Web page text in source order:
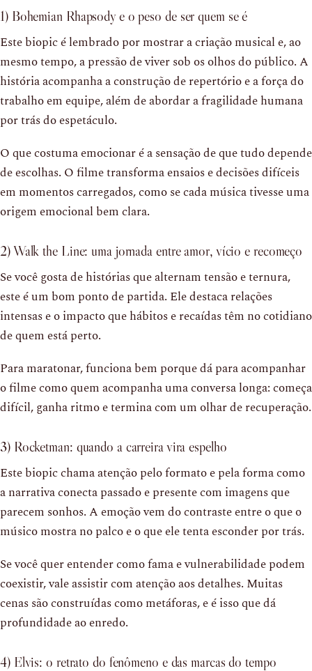
1) Bohemian Rhapsody e o peso de ser quem se é
Este biopic é lembrado por mostrar a criação musical e, ao
mesmo tempo, a pressão de viver sob os olhos do público. A
história acompanha a construção de repertório e a força do
trabalho em equipe, além de abordar a fragilidade humana
por trás do espetáculo.
O que costuma emocionar é a sensação de que tudo depende
de escolhas. O filme transforma ensaios e decisões difíceis
em momentos carregados, como se cada música tivesse uma
origem emocional bem clara.
2) Walk the Line: uma jornada entre amor, vício e recomeço
Se você gosta de histórias que alternam tensão e ternura,
este é um bom ponto de partida. Ele destaca relações
intensas e o impacto que hábitos e recaídas têm no cotidiano
de quem está perto.
Para maratonar, funciona bem porque dá para acompanhar
o filme como quem acompanha uma conversa longa: começa
difícil, ganha ritmo e termina com um olhar de recuperação.
3) Rocketman: quando a carreira vira espelho
Este biopic chama atenção pelo formato e pela forma como
a narrativa conecta passado e presente com imagens que
parecem sonhos. A emoção vem do contraste entre o que o
músico mostra no palco e o que ele tenta esconder por trás.
Se você quer entender como fama e vulnerabilidade podem
coexistir, vale assistir com atenção aos detalhes. Muitas
cenas são construídas como metáforas, e é isso que dá
profundidade ao enredo.
4) Elvis: o retrato do fenômeno e das marcas do tempo